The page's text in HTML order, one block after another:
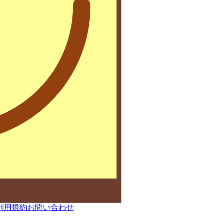
用規約お問い合わせ